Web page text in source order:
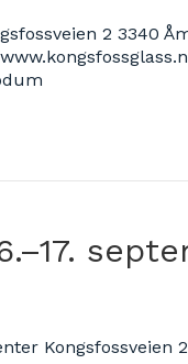
2 3340
Kongsfossveien